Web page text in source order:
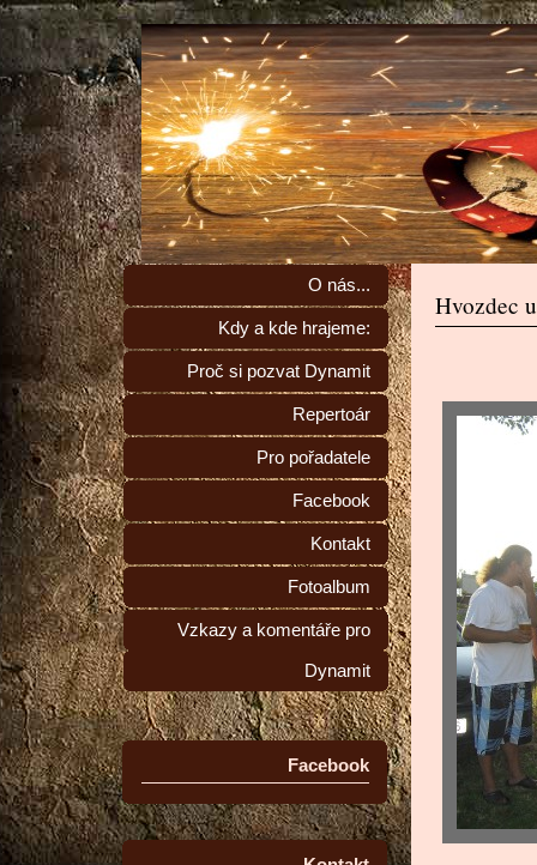
O nás...
Kdy a kde hrajeme:
Proč si pozvat Dynamit
Repertoár
Pro pořadatele
Facebook
Kontakt
Fotoalbum
Vzkazy a komentáře pro
Dynamit
Facebook
Hvozdec